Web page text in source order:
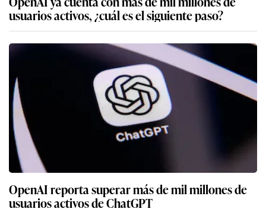
usuarios activos, ¿cuál es el siguiente paso?
OpenAI reporta superar más de mil millones de
usuarios activos de ChatGPT